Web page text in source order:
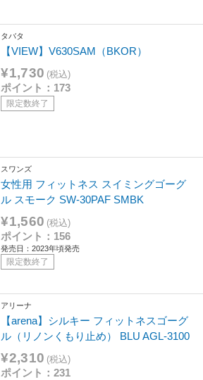
タバタ
【VIEW】V630SAM（BKOR）
¥1,730 (税込)
ポイント：173
限定数終了
スワンズ
女性用 フィットネス スイミングゴーグ
ル スモーク SW-30PAF SMBK
¥1,560 (税込)
ポイント：156
発売日：2023年頃発売
限定数終了
アリーナ
【arena】シルキー フィットネスゴーグ
ル（リノンくもり止め） BLU AGL-3100
¥2,310 (税込)
ポイント：231